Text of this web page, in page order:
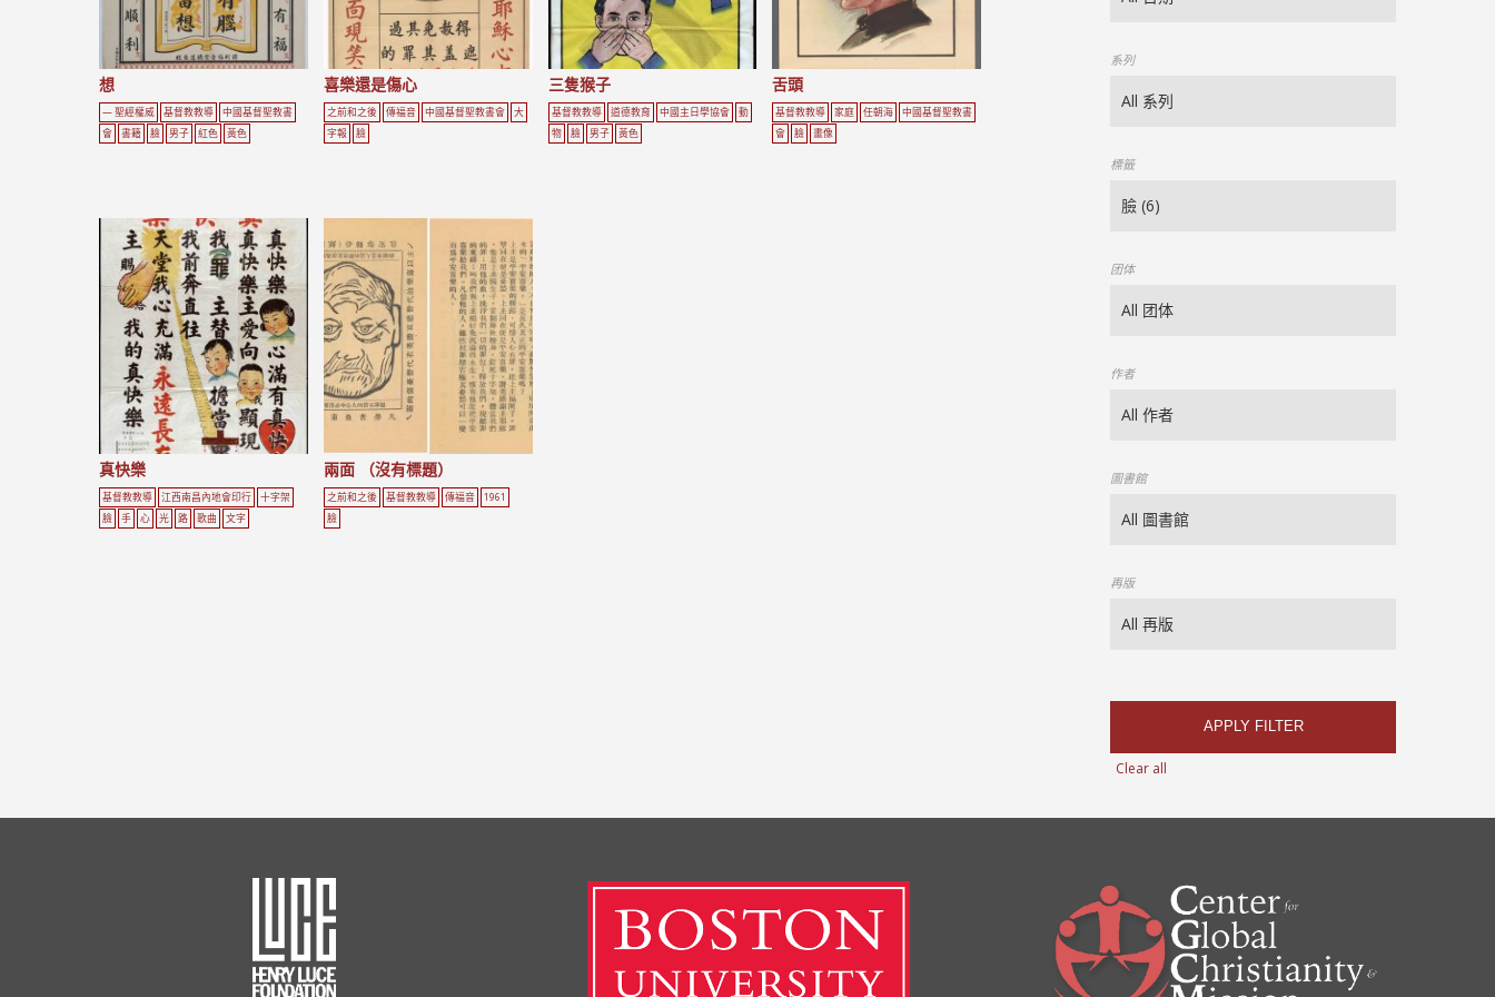
想
— 聖經權威 基督教教導
中國基督聖教書
會
書籍 臉 男子 紅色 黃色
喜樂還是傷心
之前和之後 傳福音 中國基督聖教書會
大
字報
臉
三隻猴子
基督教教導 道德教育 中國主日學協會
動
物
臉 男子 黃色
舌頭
基督教教導 家庭 任朝海
中國基督聖教書
會
臉 畫像
真快樂
基督教教導 江西南昌內地會印行
十字架
臉
手 心 光 路 歌曲 文字
兩面 （沒有標題）
之前和之後 基督教教導 傳福音
1961
臉
系列
標籤
团体
作者
圖書館
再版
APPLY FILTER
Clear all